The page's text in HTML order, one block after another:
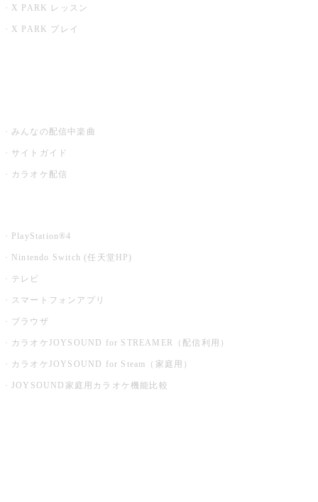
X PARK レッスン
X PARK プレイ
みんなの配信中楽曲
サイトガイド
カラオケ配信
PlayStation®4
Nintendo Switch (任天堂HP)
テレビ
スマートフォンアプリ
ブラウザ
カラオケJOYSOUND for STREAMER（配信利用）
カラオケJOYSOUND for Steam（家庭用）
JOYSOUND家庭用カラオケ機能比較